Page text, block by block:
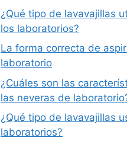
¿Qué tipo de lavavajillas
los laboratorios?
La forma correcta de
laboratorio
¿Cuáles son las
las neveras de
¿Qué tipo de lavavajillas
laboratorios?